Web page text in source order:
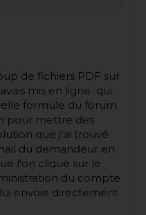
de fichiers PDF sur
mis en ligne qui
formule du forum
pour mettre des
que j'ai trouvé
du demandeur en
l'on clique sur le
du compte
envoie directement